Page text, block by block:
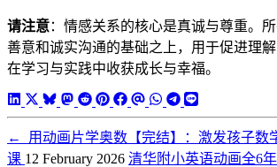
请注意：情感关系的核心是真诚与尊重。
善意和诚实沟通的基础之上，用于促进理
在学习与实践中收获成长与幸福。
←
用动画片学奥数【完结】：激发孩子数
课 12 February 2026 清华附小英语动画全6